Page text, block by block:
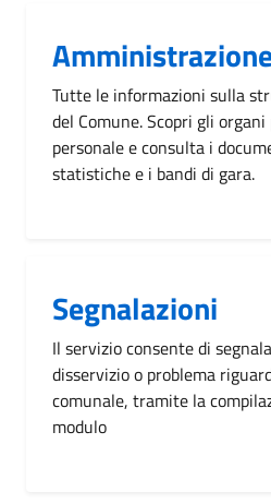
Tutte le informazioni sulla
del Comune. Scopri gli
personale e consulta i
statistiche e i bandi di gara.
Segnalazioni
Il servizio consente di
disservizio o problema
comunale, tramite la
modulo